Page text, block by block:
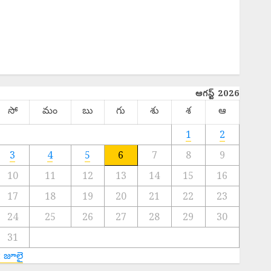
ఆగస్ట్ 2026
సో మం బు గు శు శ
ఆ
1
2
3
4 5 6 7 8
9
10
11 12 13 14 15
16
17
18 19 20 21 22
23
24
25 26 27 28 29
30
31
జూలై